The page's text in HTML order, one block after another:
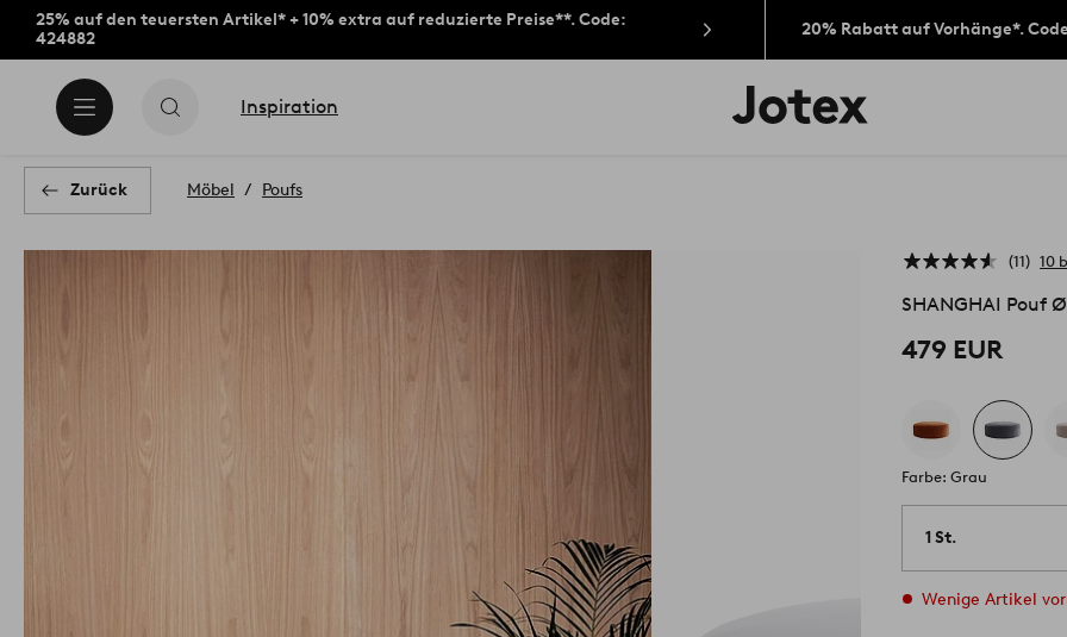
25% auf den teuersten Artikel* + 10% extra auf reduzierte Preise**. Code:
424882
20% Rabatt auf Vorhänge*.
Inspiration
Jotex-
Logo
Zurück Möbel Poufs
11 10
SHANGHAI Pouf
479 EUR
Farbe: Grau
1 St.
Wenige Artikel